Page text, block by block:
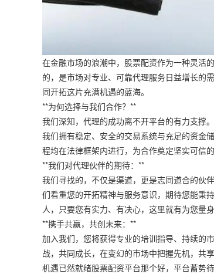
在金融市场的浪潮中，股票配资作为一种灵活
的，是市场对专业、可靠代理服务日益增长的
同开拓这片充满机遇的蓝海。
**为何选择与我们合作？**
我们深知，代理的成功离不开平台的有力支撑
我们拥有稳定、安全的交易系统与充足的资金
程均在法律框架内进行，为合作奠定坚实可信的
**我们对代理伙伴的期待：**
我们寻找的，不仅是渠道，更是志同道合的伙
们看重您的开拓精神与服务意识，期待您能秉
人，只要您有实力、有决心，这里就有为您量
**携手共赢，共创未来：**
加入我们，您将获得专业的培训指导、持续的
战，共同成长，在变幻的市场中把握先机，共
机遇已然就绪股票配资平台那个好，平台蓄势